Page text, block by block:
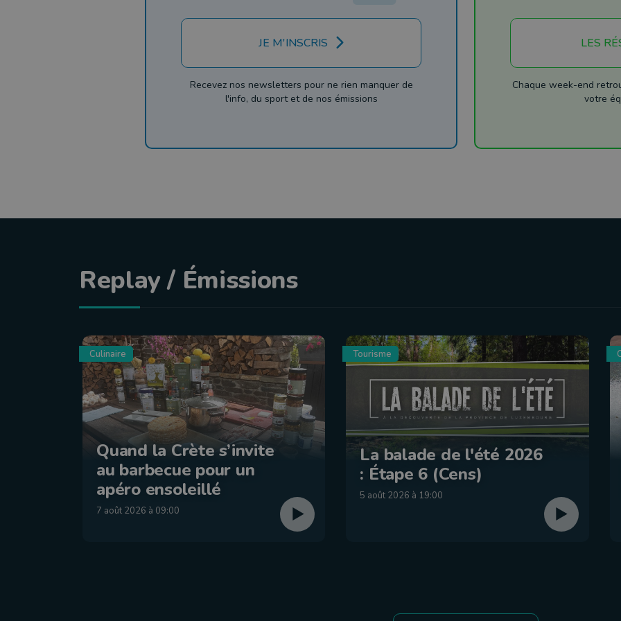
JE M'INSCRIS
Recevez nos newsletters pour ne rien manquer de
l'info, du sport et de nos émissions
LES
Chaque week-end
votre
Replay / Émissions
Culinaire
Quand la Crète s’invite
au barbecue pour un
apéro ensoleillé
7 août 2026 à 09:00
Tourisme
La balade de l'été 2026
: Étape 6 (Cens)
5 août 2026 à 19:00